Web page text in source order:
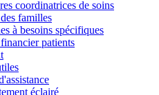
coordinatrices de soins
familles
à besoins spécifiques
patients
éclairé